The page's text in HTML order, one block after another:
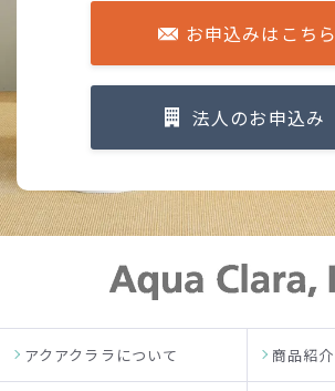
お申込みはこちら
法人のお申込み
アクアクララについて 商品紹介